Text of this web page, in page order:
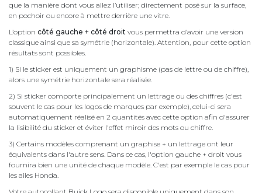
que la manière dont vous allez l’utiliser; directement posé sur la surface,
en pochoir ou encore à mettre derrière une vitre.
L’option côté gauche + côté droit vous permettra d’avoir une version
classique ainsi que sa symétrie (horizontale). Attention, pour cette option
résultats sont possibles.
1) Si le sticker est uniquement un graphisme (pas de lettre ou de chiffre),
alors une symétrie horizontale sera réalisée.
2) Si sticker comporte principalement un lettrage ou des chiffres (c'est
souvent le cas pour les logos de marques par exemple), celui-ci sera
automatiquement réalisé en 2 quantités avec cette option afin d'assurer
la lisibilité du sticker et éviter l'effet miroir des mots ou chiffre.
3) Certains modèles comprenant un graphise + un lettrage ont leur
équivalents dans l'autre sens. Dans ce cas, l'option gauche + droit vous
fournira bien une unité de chaque modèle. C'est par exemple le cas pour
les ailes Honda.